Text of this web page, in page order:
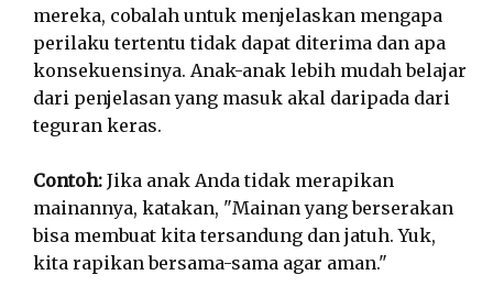
mereka, cobalah untuk menjelaskan mengapa
perilaku tertentu tidak dapat diterima dan apa
konsekuensinya. Anak-anak lebih mudah belajar
dari penjelasan yang masuk akal daripada dari
teguran keras.
Contoh: Jika anak Anda tidak merapikan
mainannya, katakan, "Mainan yang berserakan
bisa membuat kita tersandung dan jatuh. Yuk,
kita rapikan bersama-sama agar aman."